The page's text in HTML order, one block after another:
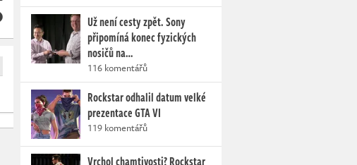
Už není cesty zpět. Sony
připomíná konec fyzických
nosičů na…
116 komentářů
Rockstar odhalil datum velké
prezentace GTA VI
119 komentářů
Vrchol chamtivosti? Rockstar